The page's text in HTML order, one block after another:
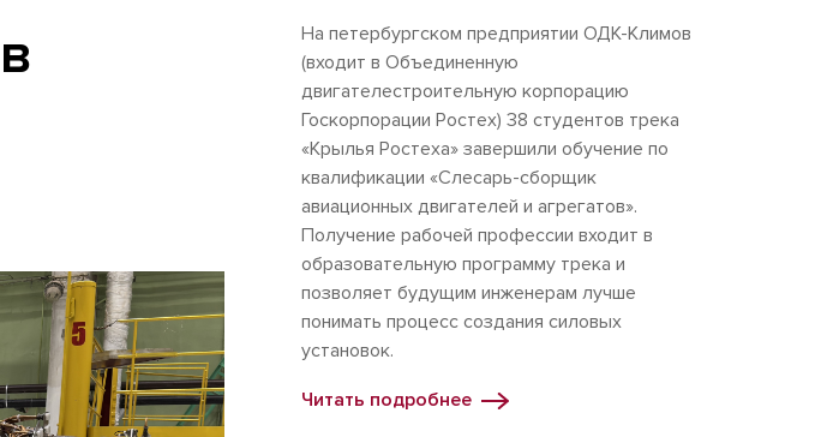
На петербургском предприятии ОДК-Климов
(входит в Объединенную
двигателестроительную корпорацию
Госкорпорации Ростех) 38 студентов трека
«Крылья Ростеха» завершили обучение по
квалификации «Слесарь-сборщик
авиационных двигателей и агрегатов».
Получение рабочей профессии входит в
образовательную программу трека и
позволяет будущим инженерам лучше
понимать процесс создания силовых
установок.
Читать подробнее